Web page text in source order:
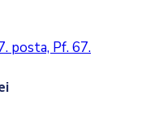
posta, Pf. 67.